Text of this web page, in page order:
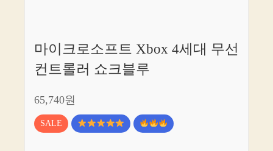
마이크로소프트 Xbox 4세대 무선
컨트롤러 쇼크블루
65,740원
SALE